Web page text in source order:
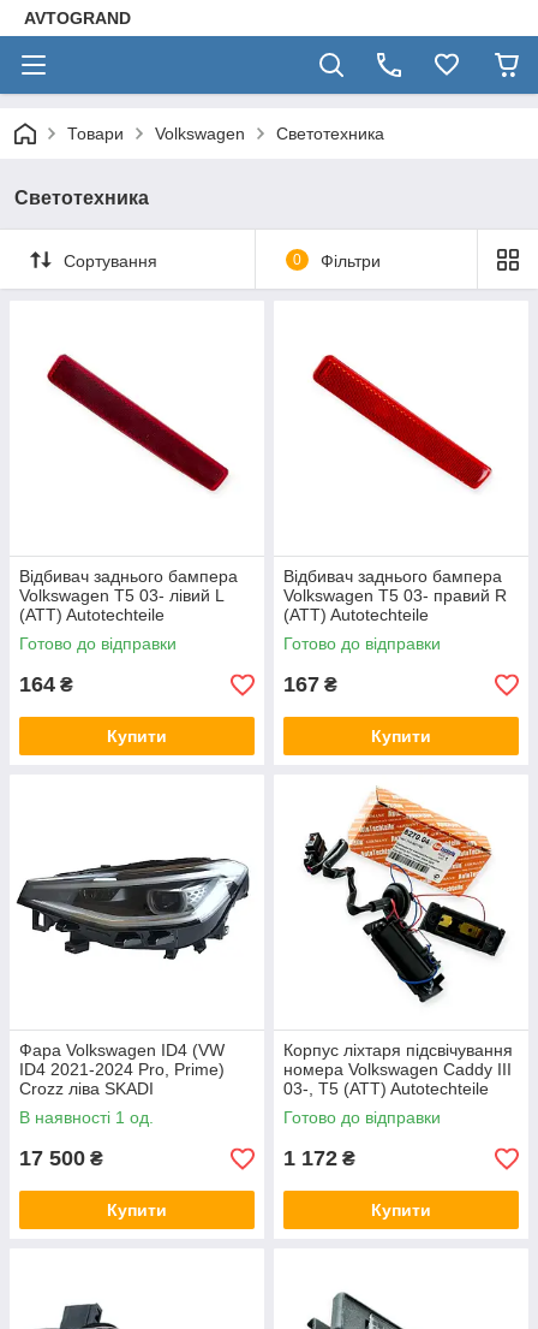
AVTOGRAND
Товари Volkswagen Светотехника
Светотехника
Сортування 0 Фільтри
Відбивач заднього бампера
Volkswagen T5 03- лівий L
(ATT) Autotechteile
Готово до відправки
164 ₴
Купити
Відбивач заднього бампера
Volkswagen T5 03- правий R
(ATT) Autotechteile
Готово до відправки
167 ₴
Купити
Фара Volkswagen ID4 (VW
ID4 2021-2024 Pro, Prime)
Crozz ліва SKADI
В наявності 1 од.
17 500 ₴
Купити
Корпус ліхтаря підсвічування
номера Volkswagen Caddy III
03-, T5 (ATT) Autotechteile
Готово до відправки
1 172 ₴
Купити